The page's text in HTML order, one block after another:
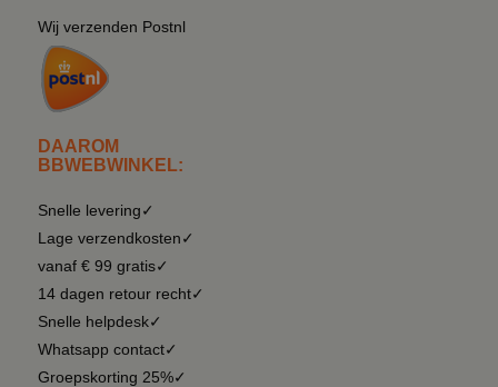
Wij verzenden Postnl
DAAROM
BBWEBWINKEL:
Snelle levering✓
Lage verzendkosten✓
vanaf € 99 gratis✓
14 dagen retour recht✓
Snelle helpdesk✓
Whatsapp contact✓
Groepskorting 25%✓